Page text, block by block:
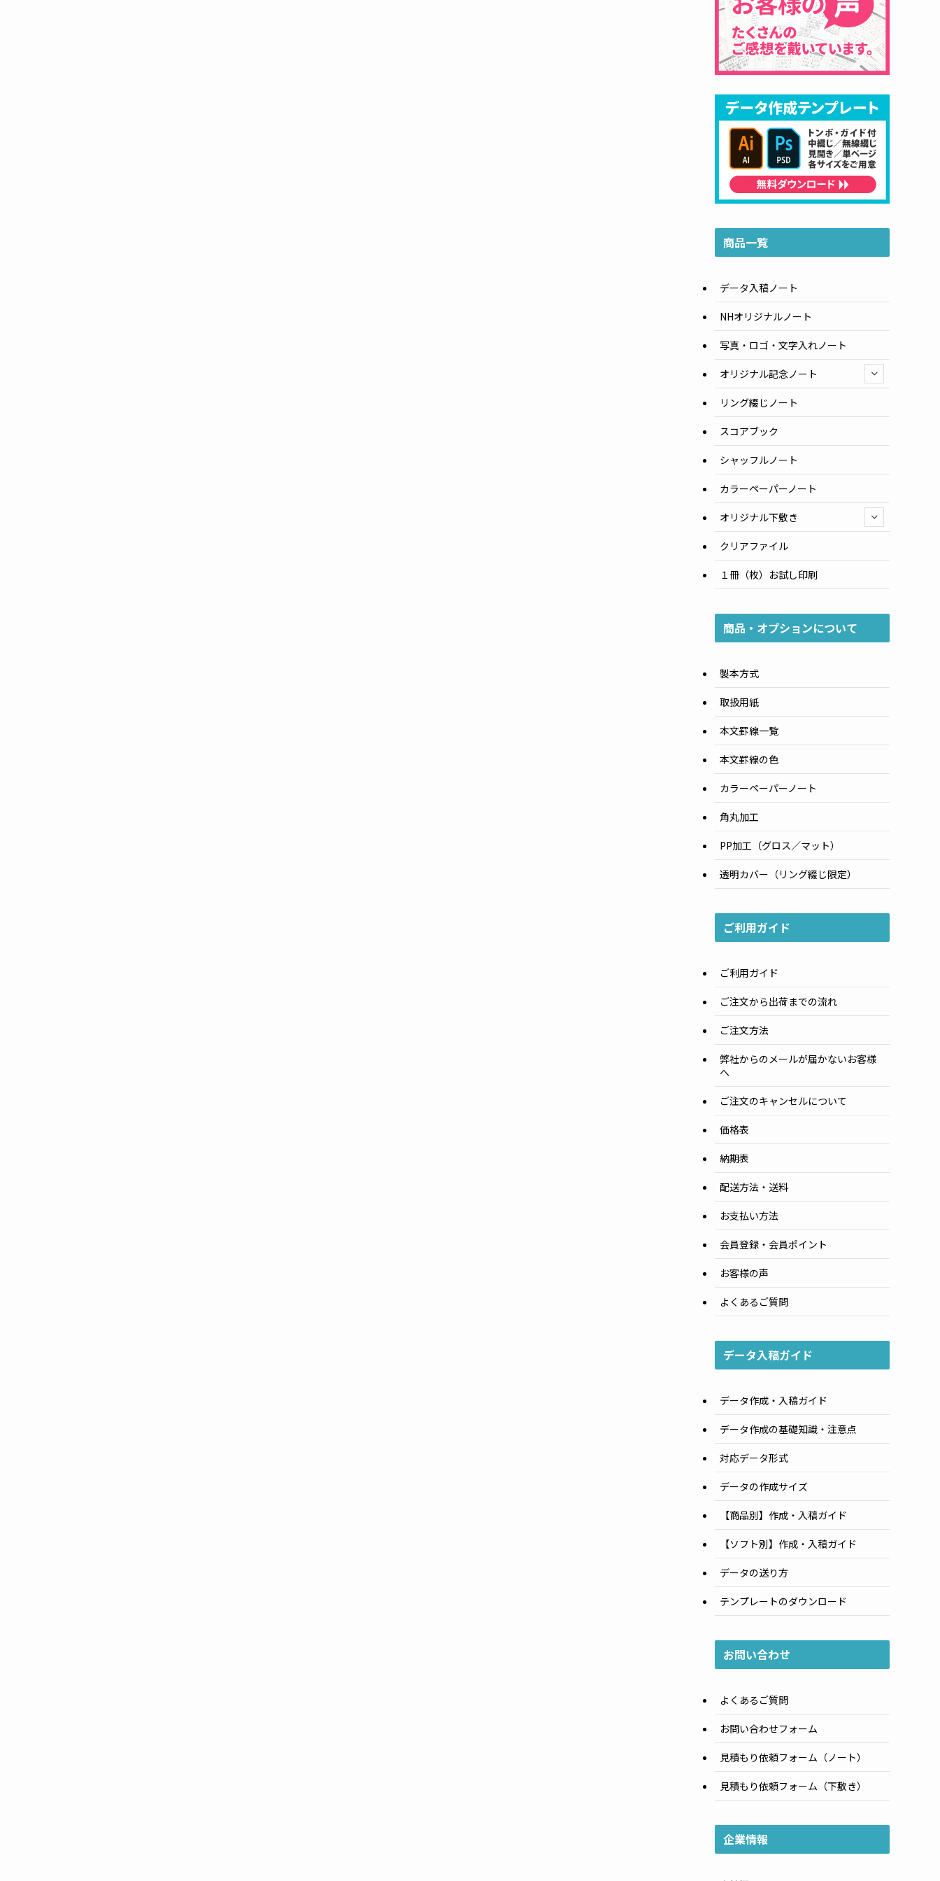
商品一覧
データ入稿ノート
NHオリジナルノート
写真・ロゴ・文字入れノート
オリジナル記念ノート
リング綴じノート
スコアブック
シャッフルノート
カラーペーパーノート
オリジナル下敷き
クリアファイル
１冊（枚）お試し印刷
商品・オプションについて
製本方式
取扱用紙
本文罫線一覧
本文罫線の色
カラーペーパーノート
角丸加工
PP加工（グロス／マット）
透明カバー（リング綴じ限定）
ご利用ガイド
ご利用ガイド
ご注文から出荷までの流れ
ご注文方法
弊社からのメールが届かないお客様
へ
ご注文のキャンセルについて
価格表
納期表
配送方法・送料
お支払い方法
会員登録・会員ポイント
お客様の声
よくあるご質問
データ入稿ガイド
データ作成・入稿ガイド
データ作成の基礎知識・注意点
対応データ形式
データの作成サイズ
【商品別】作成・入稿ガイド
【ソフト別】作成・入稿ガイド
データの送り方
テンプレートのダウンロード
お問い合わせ
よくあるご質問
お問い合わせフォーム
見積もり依頼フォーム（ノート）
見積もり依頼フォーム（下敷き）
企業情報